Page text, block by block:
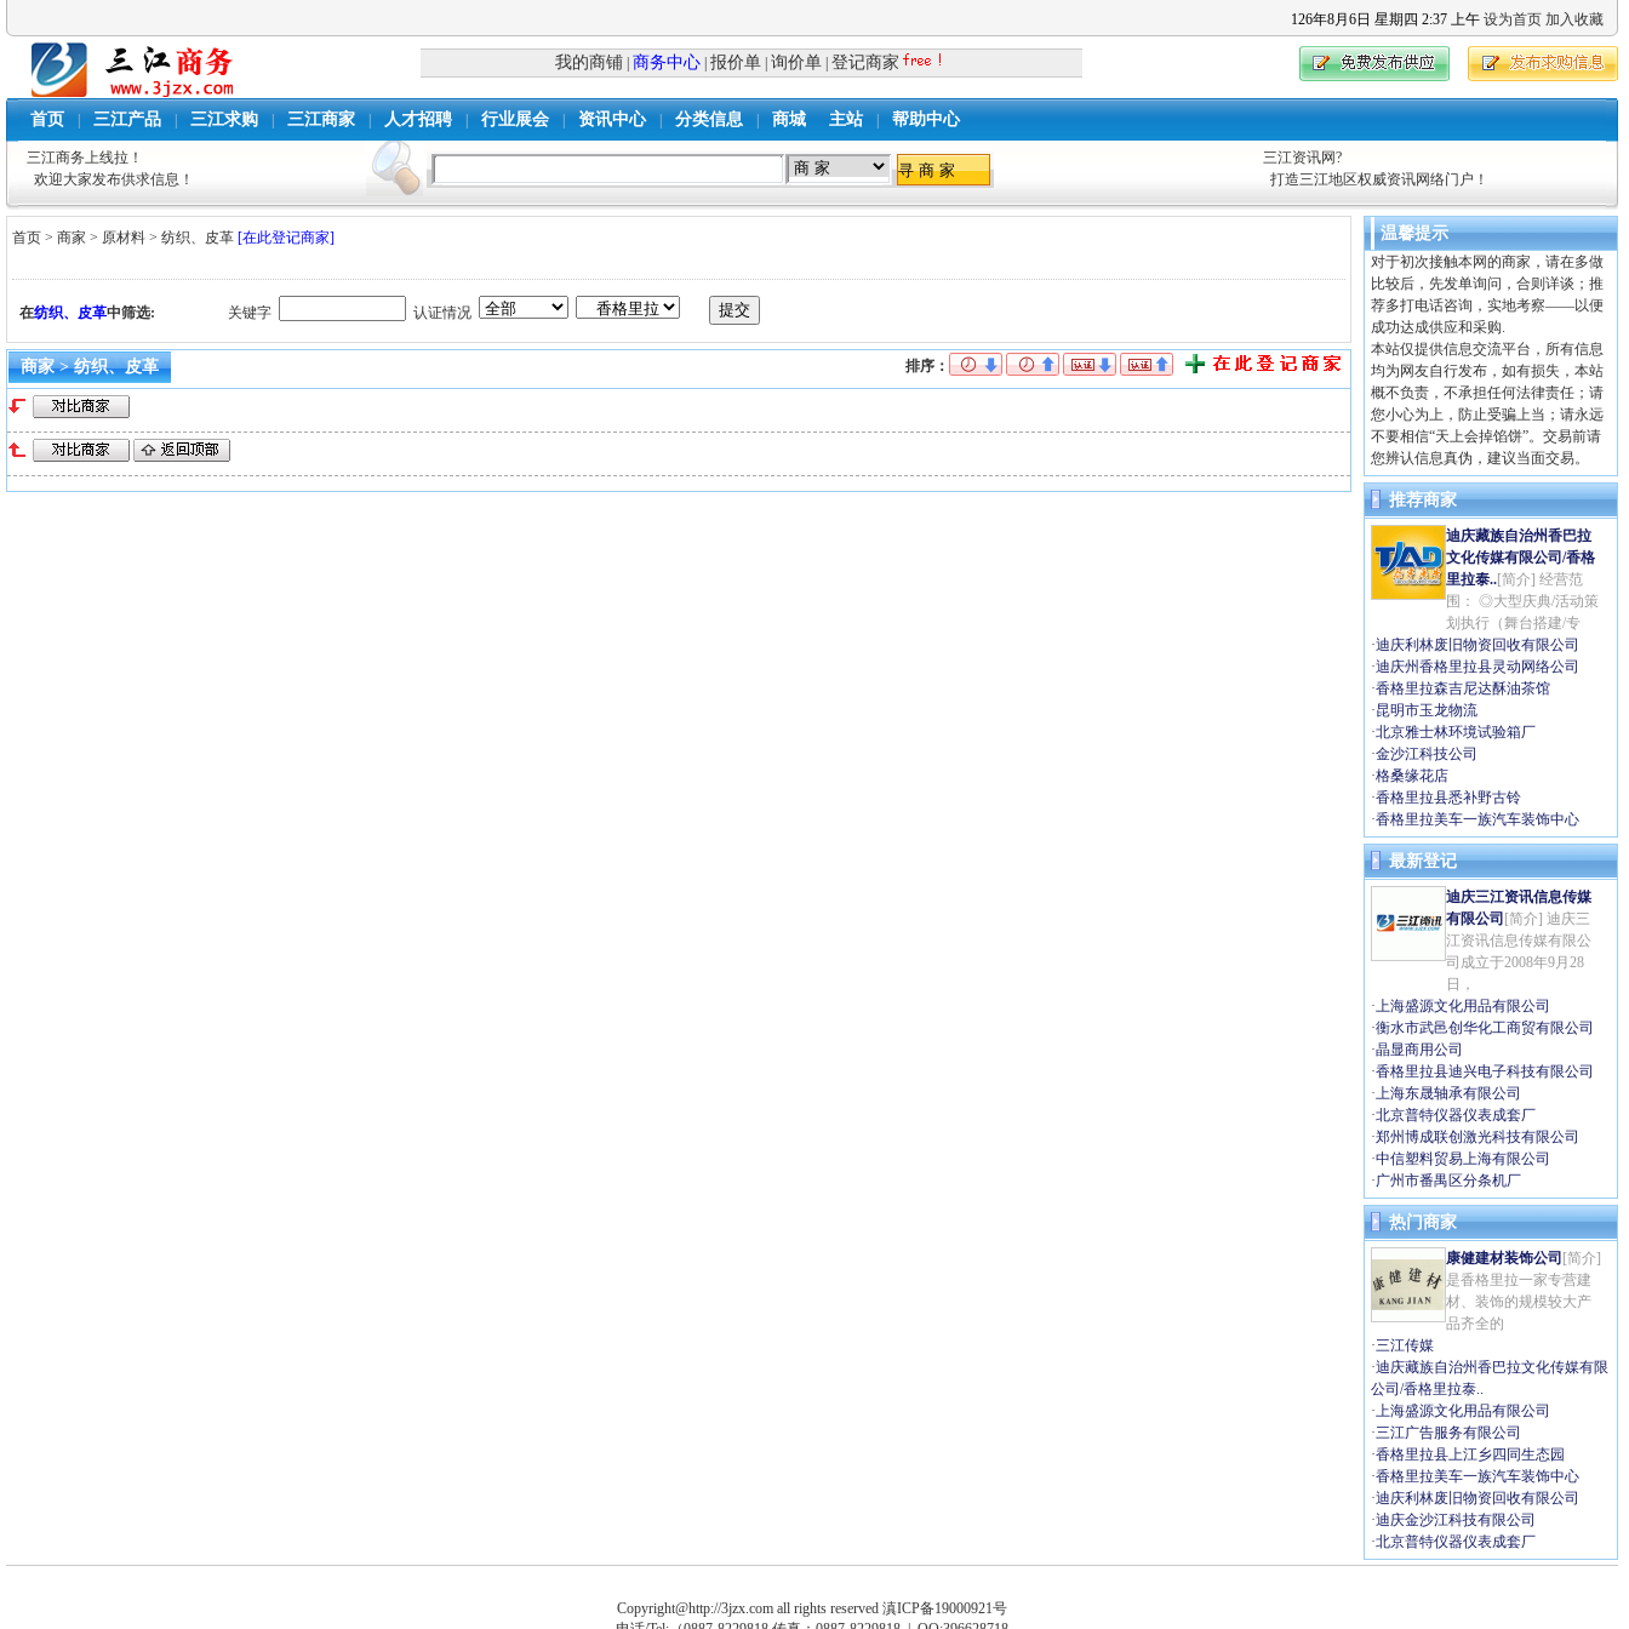
126年8月 6日 星期四 2:37 上午 设为首页 加入收藏
我的商铺 商务中心 报价单 询价单 登记商家
首页 三江产品 三江求购 三江商家 人才招聘 行业展会 资讯中心 分类信息 商城 主站 帮助中心
三江商务上线拉！
欢迎大家发布供求信息！
三江资讯网?
打造三江地区权威资讯网络门户！
首页 >商家 > 原材料>纺织、皮革 [在此登记商家]
在纺织、皮革中筛选: 关键字 认证情况
商家 > 纺织、皮革 排序：
温馨提示
对于初次接触本网的商家，请在多做
比较后，先发单询问，合则详谈；推
荐多打电话咨询，实地考察——以便
成功达成供应和采购.
本站仅提供信息交流平台，所有信息
均为网友自行发布，如有损失，本站
概不负责，不承担任何法律责任；请
您小心为上，防止受骗上当；请永远
不要相信“天上会掉馅饼”。交易前请
您辨认信息真伪，建议当面交易。
推荐商家
迪庆藏族自治州香巴拉
文化传媒有限公司/香格
里拉泰..[简介] 经营范
围： ◎大型庆典/活动策
划执行（舞台搭建/专
·迪庆利林废旧物资回收有限公司
·迪庆州香格里拉县灵动网络公司
·香格里拉森吉尼达酥油茶馆
·昆明市玉龙物流
·北京雅士林环境试验箱厂
·金沙江科技公司
·格桑缘花店
·香格里拉县悉补野古铃
·香格里拉美车一族汽车装饰中心
最新登记
迪庆三江资讯信息传媒
有限公司 [简介] 迪庆三
江资讯信息传媒有限公
司成立于2008年9月28
日，
·上海盛源文化用品有限公司
·衡水市武邑创华化工商贸有限公司
·晶显商用公司
·香格里拉县迪兴电子科技有限公司
·上海东晟轴承有限公司
·北京普特仪器仪表成套厂
·郑州博成联创激光科技有限公司
·中信塑料贸易上海有限公司
·广州市番禺区分条机厂
热门商家
康健建材装饰公司 [简介]
是香格里拉一家专营建
材、装饰的规模较大产
品齐全的
·三江传媒
·迪庆藏族自治州香巴拉文化传媒有限
公司/香格里拉泰..
·上海盛源文化用品有限公司
·三江广告服务有限公司
·香格里拉县上江乡四同生态园
·香格里拉美车一族汽车装饰中心
·迪庆利林废旧物资回收有限公司
·迪庆金沙江科技有限公司
·北京普特仪器仪表成套厂
Copyright@http://3jzx.com all rights reserved滇ICP备19000921号